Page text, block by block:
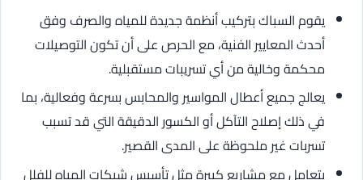
يقوم السباك بتركيب أنظمة جديدة للمياه والصرف وفق
أحدث المعايير الفنية، مع الحرص على أن تكون التوصيلات
محكمة وخالية من أي تسريبات مستقبلية.
يعالج جميع أعطال المواسير والمحابس بسرعة وفعالية، بما
في ذلك إصلاح التآكل أو الكسور الدقيقة التي قد تسبب
تسربات غير ملحوظة على المدى القصير.
يتعامل مع مشاريع كبيرة مثل تأسيس شبكات المياه للفلل